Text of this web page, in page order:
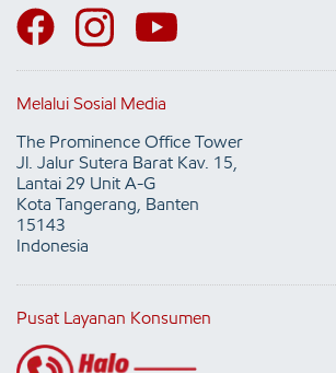
Melalui Sosial Media
The Prominence Office Tower
Jl. Jalur Sutera Barat Kav. 15,
Lantai 29 Unit A-G
Kota Tangerang, Banten
15143
Indonesia
Pusat Layanan Konsumen